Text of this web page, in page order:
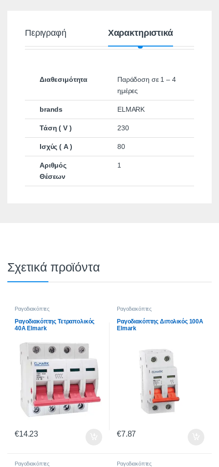
Περιγραφή Χαρακτηριστικά
Διαθεσιμότητα
Παράδοση σε 1 – 4
ημέρες
brands ELMARK
Τάση ( V ) 230
Ισχύς ( A ) 80
Αριθμός
Θέσεων
1
Σχετικά προϊόντα
Ραγοδιακόπτες
Ραγοδιακόπτης Τετραπολικός
40A Elmark
€14.23
Ραγοδιακόπτες
Ραγοδιακόπτης Διπολικός 100A
Elmark
€7.87
Ραγοδιακόπτες Ραγοδιακόπτες